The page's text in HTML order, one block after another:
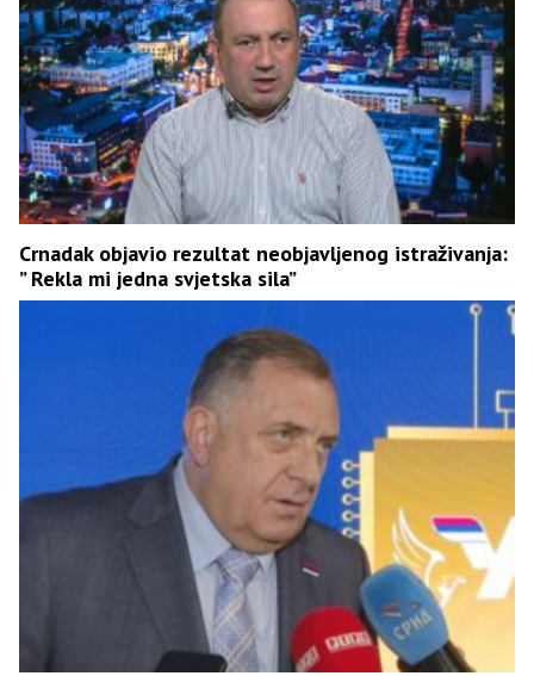
Crnadak objavio rezultat neobjavljenog istraživanja:
” Rekla mi jedna svjetska sila”